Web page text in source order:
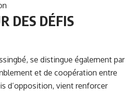
DES DÉFIS
se distingue également par
et de coopération entre
d’opposition, vient renforcer